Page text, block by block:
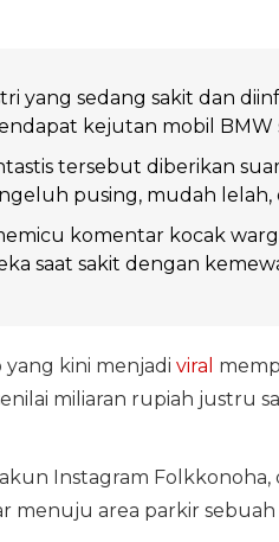
yang sedang sakit dan
kejutan mobil BMW
tersebut diberikan
pusing, mudah lelah,
komentar kocak
saat sakit dengan
kini menjadi viral
miliaran rupiah justru
Instagram Folkkonoha,
menuju area parkir sebuah